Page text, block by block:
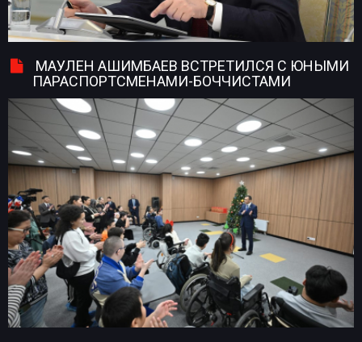
МАУЛЕН АШИМБАЕВ ВСТРЕТИЛСЯ С ЮНЫМИ
ПАРАСПОРТСМЕНАМИ-БОЧЧИСТАМИ